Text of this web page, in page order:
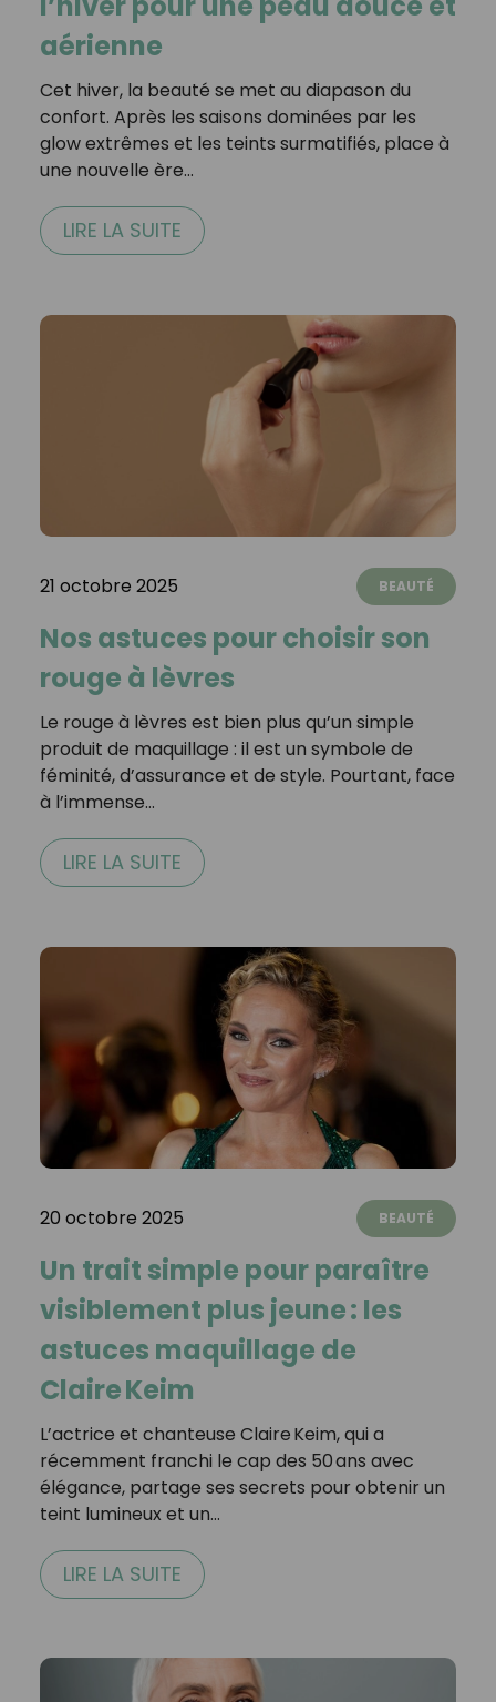
aérienne
Cet hiver, la beauté se met au diapason du
confort. Après les saisons dominées par les
glow extrêmes et les teints surmatifiés, place à
une nouvelle ère…
LIRE LA SUITE
21 octobre 2025 BEAUTÉ
Nos astuces pour choisir son
rouge à lèvres
Le rouge à lèvres est bien plus qu’un simple
produit de maquillage : il est un symbole de
féminité, d’assurance et de style. Pourtant, face
à l’immense…
LIRE LA SUITE
20 octobre 2025 BEAUTÉ
Un trait simple pour paraître
visiblement plus jeune : les
astuces maquillage de
Claire Keim
L’actrice et chanteuse Claire Keim, qui a
récemment franchi le cap des 50 ans avec
élégance, partage ses secrets pour obtenir un
teint lumineux et un…
LIRE LA SUITE